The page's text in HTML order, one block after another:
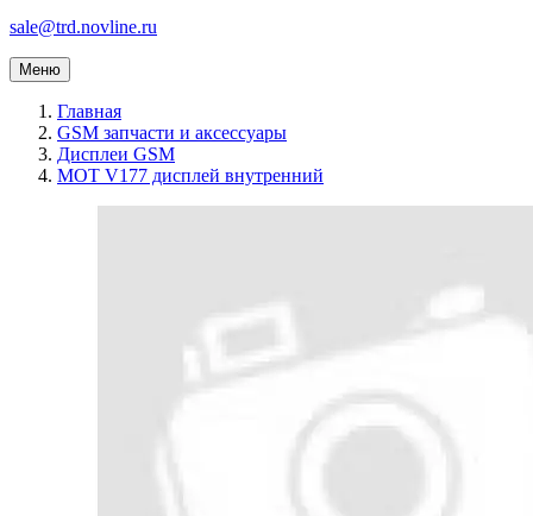
sale@trd.novline.ru
Меню
Главная
GSM запчасти и аксессуары
Дисплеи GSM
MOT V177 дисплей внутренний